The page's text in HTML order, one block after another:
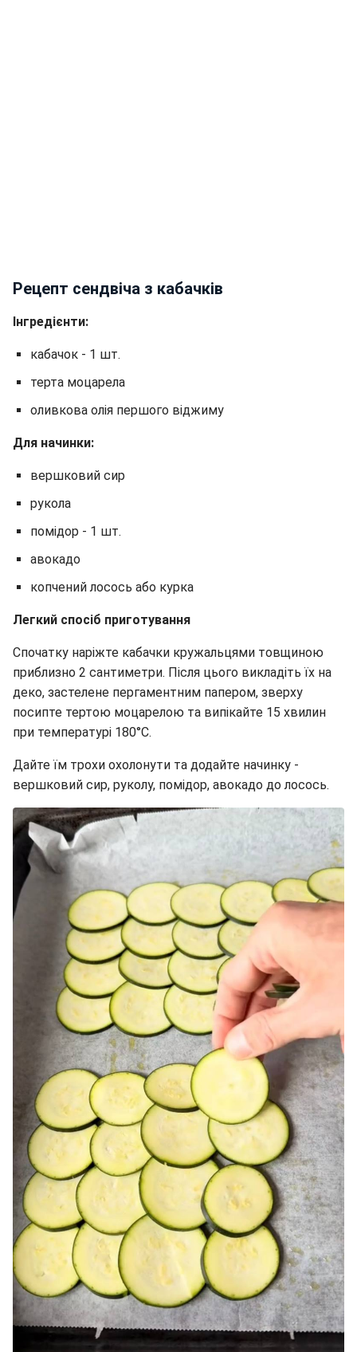
Рецепт сендвіча з кабачків
Інгредієнти:
кабачок - 1 шт.
терта моцарела
оливкова олія першого віджиму
Для начинки:
вершковий сир
рукола
помідор - 1 шт.
авокадо
копчений лосось або курка
Легкий спосіб приготування
Спочатку наріжте кабачки кружальцями товщиною
приблизно 2 сантиметри. Після цього викладіть їх на
деко, застелене пергаментним папером, зверху
посипте тертою моцарелою та випікайте 15 хвилин
при температурі 180°C.
Дайте їм трохи охолонути та додайте начинку -
вершковий сир, руколу, помідор, авокадо до лосось.